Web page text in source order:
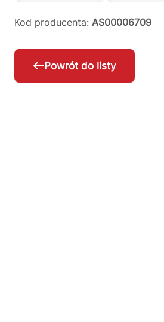
Kod producenta: AS00006709
Powrót do listy